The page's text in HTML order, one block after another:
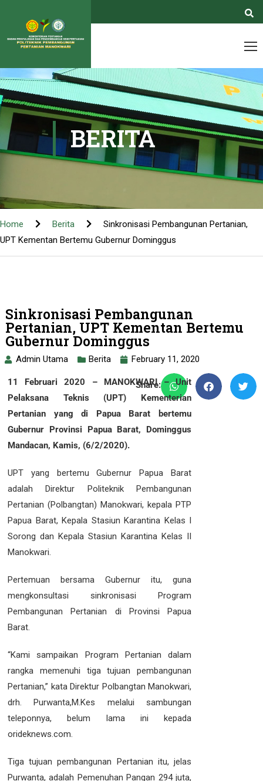
BERITA
Home Berita
Sinkronisasi Pembangunan Pertanian,
UPT Kementan Bertemu Gubernur Dominggus
Sinkronisasi Pembangunan
Pertanian, UPT Kementan Bertemu
Gubernur Dominggus
Admin Utama Berita February 11, 2020
Share:
11 Februari 2020 – MANOKWARI – Unit
Pelaksana Teknis (UPT) Kementerian
Pertanian yang di Papua Barat bertemu
Gubernur Provinsi Papua Barat, Dominggus
Mandacan, Kamis, (6/2/2020).
UPT yang bertemu Gubernur Papua Barat
adalah Direktur Politeknik Pembangunan
Pertanian (Polbangtan) Manokwari, kepala PTP
Papua Barat, Kepala Stasiun Karantina Kelas I
Sorong dan Kepala Stasiun Karantina Kelas II
Manokwari.
Pertemuan bersama Gubernur itu, guna
mengkonsultasi sinkronisasi Program
Pembangunan Pertanian di Provinsi Papua
Barat.
“Kami sampaikan Program Pertanian dalam
rangka memenuhi tiga tujuan pembangunan
Pertanian,” kata Direktur Polbangtan Manokwari,
drh. Purwanta,M.Kes melalui sambungan
teleponnya, belum lama ini kepada
orideknews.com.
Tiga tujuan pembangunan Pertanian itu, jelas
Purwanta, adalah Pemenuhan Pangan 294 juta,